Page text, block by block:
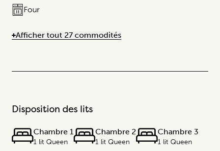
Four
Afficher tout 27 commodités
Disposition des lits
Chambre 1
1 lit Queen
Chambre 2
1 lit Queen
Chambre 3
1 lit Queen